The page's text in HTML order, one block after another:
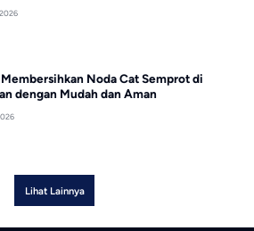
Noda Cat Semprot di
dengan Mudah dan Aman
Lihat Lainnya